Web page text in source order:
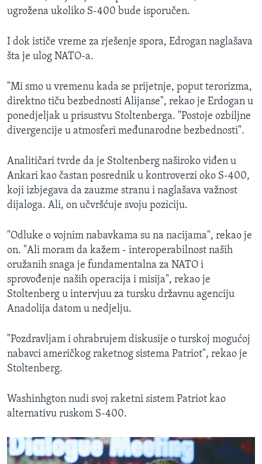
ugrožena ukoliko S-400 bude isporučen.
I dok ističe vreme za rješenje spora, Edrogan naglašava
šta je ulog NATO-a.
"Mi smo u vremenu kada se prijetnje, poput terorizma,
direktno tiču bezbednosti Alijanse", rekao je Erdogan u
ponedjeljak u prisustvu Stoltenberga. "Postoje ozbiljne
divergencije u atmosferi međunarodne bezbednosti".
Analitičari tvrde da je Stoltenberg naširoko viđen u
Ankari kao častan posrednik u kontroverzi oko S-400,
koji izbjegava da zauzme stranu i naglašava važnost
dijaloga. Ali, on učvršćuje svoju poziciju.
"Odluke o vojnim nabavkama su na nacijama", rekao je
on. "Ali moram da kažem - interoperabilnost naših
oružanih snaga je fundamentalna za NATO i
sprovođenje naših operacija i misija", rekao je
Stoltenberg u intervjuu za tursku državnu agenciju
Anadolija datom u nedjelju.
"Pozdravljam i ohrabrujem diskusije o turskoj mogućoj
nabavci američkog raketnog sistema Patriot", rekao je
Stoltenberg.
Washinhgton nudi svoj raketni sistem Patriot kao
alternativu ruskom S-400.